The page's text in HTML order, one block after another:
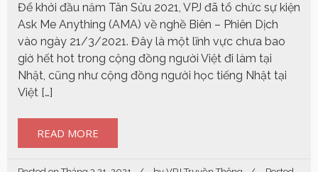
Để khởi đầu năm Tân Sửu 2021, VPJ đã tổ chức sự kiện
Ask Me Anything (AMA) về nghề Biên – Phiên Dịch
vào ngày 21/3/2021. Đây là một lĩnh vực chưa bao
giờ hết hot trong cộng đồng người Việt đi làm tại
Nhật, cũng như cộng đồng người học tiếng Nhật tại
Việt […]
READ MORE